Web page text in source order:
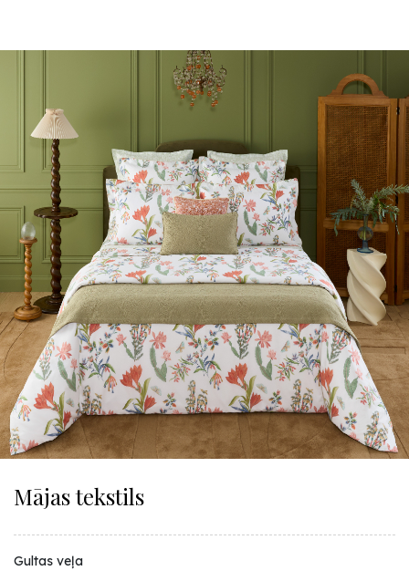
Mājas tekstils
Gultas veļa